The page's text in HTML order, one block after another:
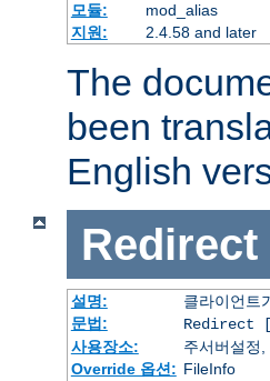
모듈:
mod_alias
지원:
2.4.58 and later
The
been
English
Redirect
설명:
클라이언트
문법:
Redirect [
사용장소:
주서버설정
Override 옵션: FileInfo